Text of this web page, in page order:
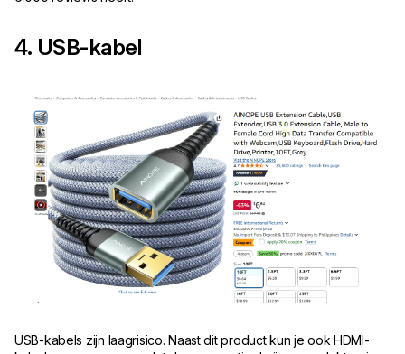
4. USB-kabel
USB-kabels zijn laagrisico. Naast dit product kun je ook HDMI-